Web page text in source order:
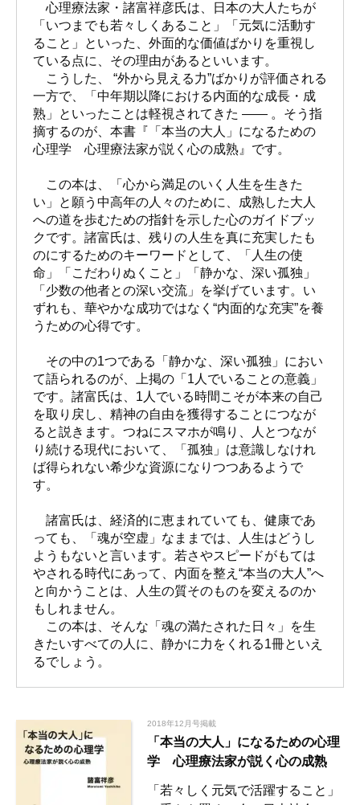
心理療法家・諸富祥彦氏は、日本の大人たちが
「いつまでも若々しくあること」「元気に活動す
ること」といった、外面的な価値ばかりを重視し
ている点に、その理由があるといいます。
こうした、 “外から見える力”ばかりが評価される
一方で、「中年期以降における内面的な成長・成
熟」といったことは軽視されてきた ―― 。そう指
摘するのが、本書『「本当の大人」になるための
心理学 心理療法家が説く心の成熟』です。
この本は、「心から満足のいく人生を生きた
い」と願う中高年の人々のために、成熟した大人
への道を歩むための指針を示した心のガイドブッ
クです。諸富氏は、残りの人生を真に充実したも
のにするためのキーワードとして、「人生の使
命」「こだわりぬくこと」「静かな、深い孤独」
「少数の他者との深い交流」を挙げています。い
ずれも、華やかな成功ではなく“内面的な充実”を養
うための心得です。
その中の1つである「静かな、深い孤独」におい
て語られるのが、上掲の「1人でいることの意義」
です。諸富氏は、1人でいる時間こそが本来の自己
を取り戻し、精神の自由を獲得することにつなが
ると説きます。つねにスマホが鳴り、人とつなが
り続ける現代において、「孤独」は意識しなけれ
ば得られない希少な資源になりつつあるようで
す。
諸富氏は、経済的に恵まれていても、健康であ
っても、「魂が空虚」なままでは、人生はどうし
ようもないと言います。若さやスピードがもては
やされる時代にあって、内面を整え“本当の大人”へ
と向かうことは、人生の質そのものを変えるのか
もしれません。
この本は、そんな「魂の満たされた日々」を生
きたいすべての人に、静かに力をくれる1冊といえ
るでしょう。
2018年12月号掲載
「本当の大人」になるための心理
学 心理療法家が説く心の成熟
「若々しく元気で活躍すること」